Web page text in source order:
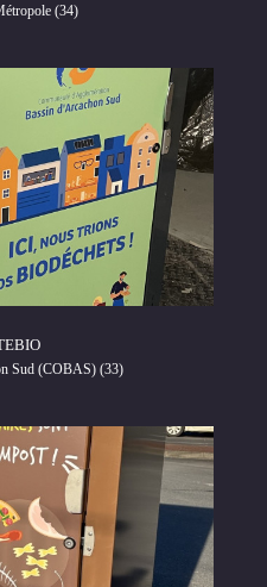
(34)
Sud (COBAS) (33)